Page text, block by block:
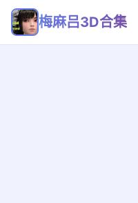
梅麻吕3D合集